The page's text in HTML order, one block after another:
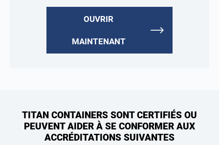
OUVRIR
MAINTENANT
TITAN CONTAINERS SONT CERTIFIÉS OU
PEUVENT AIDER À SE CONFORMER AUX
ACCRÉDITATIONS SUIVANTES